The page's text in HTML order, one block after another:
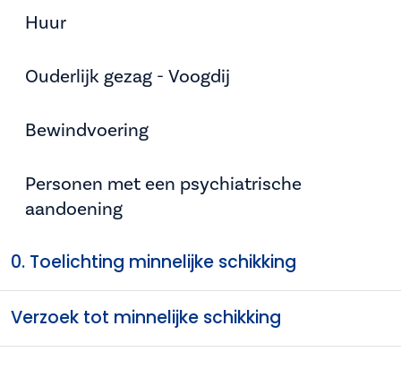
Huur
Ouderlijk gezag - Voogdij
Bewindvoering
Personen met een psychiatrische
aandoening
0. Toelichting minnelijke schikking
Verzoek tot minnelijke schikking